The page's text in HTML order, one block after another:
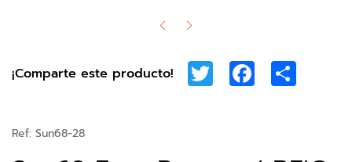
¡Comparte este producto! Twitter Facebook
Ref: Sun68-28